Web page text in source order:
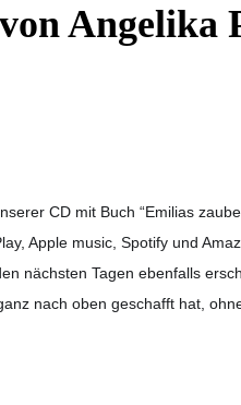
Angelika
CD mit Buch “Emilias
Apple music, Spotify und
nächsten Tagen ebenfalls
nach oben geschafft hat,